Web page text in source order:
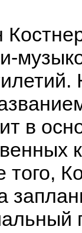
в
того,